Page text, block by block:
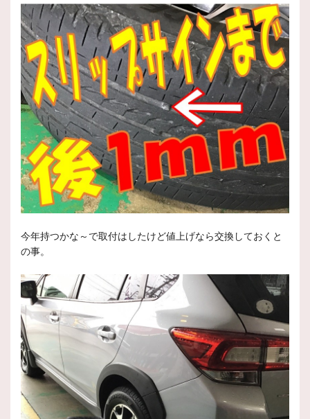
今年持つかな～で取付はしたけど値上げなら交換しておくと
の事。